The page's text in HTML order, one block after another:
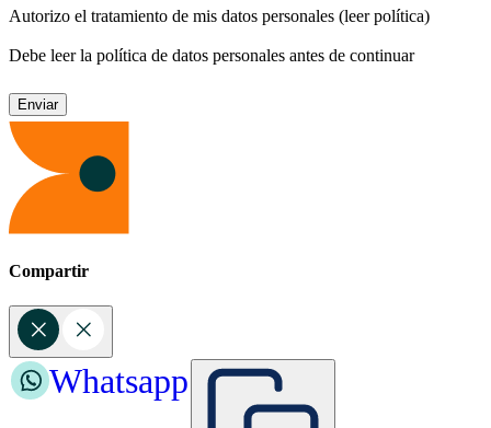
Autorizo el tratamiento de mis datos personales (leer política)
Debe leer la política de datos personales antes de continuar
Compartir
Whatsapp